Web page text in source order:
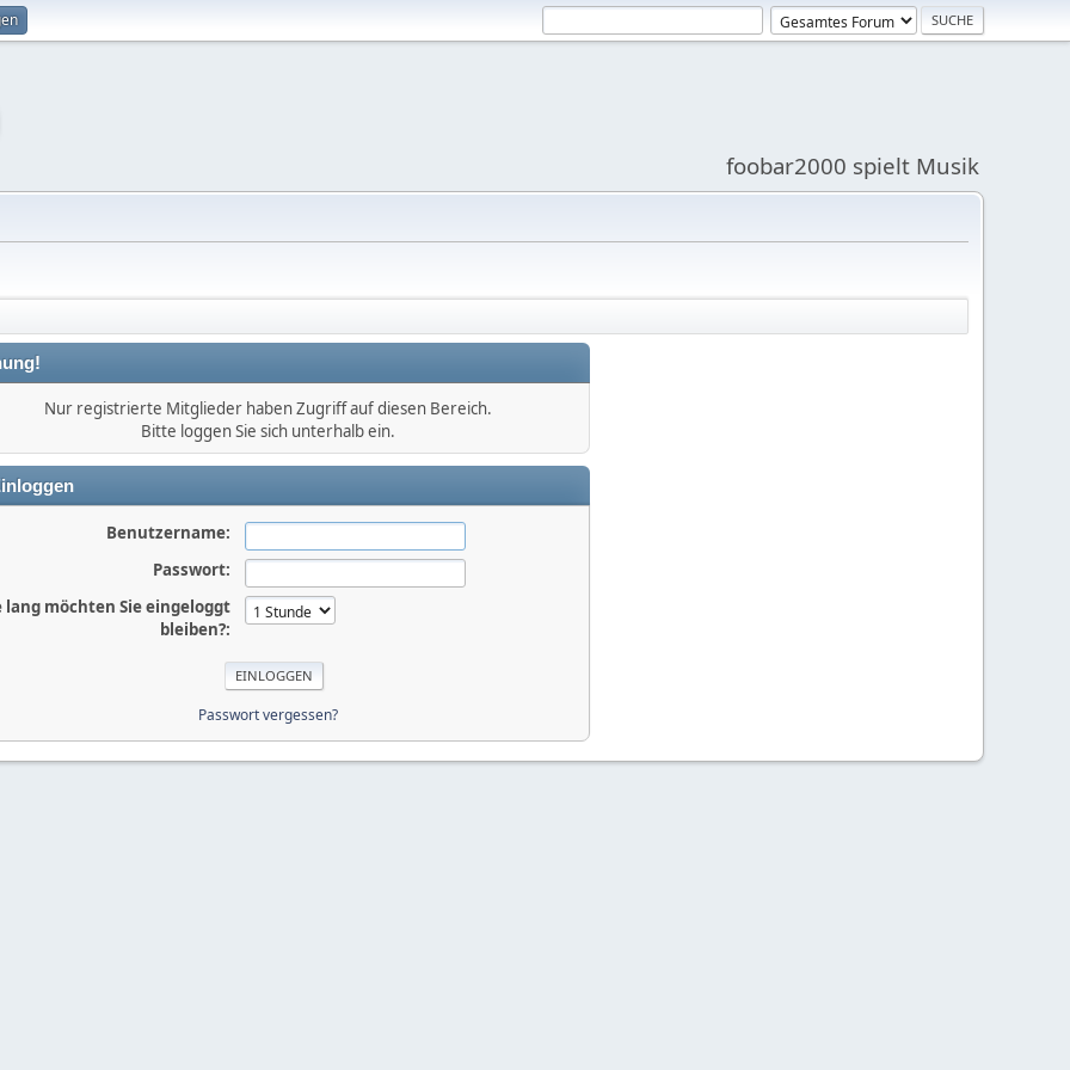
foobar2000 spielt Musik
Nur registrierte Mitglieder haben Zugriff auf diesen Bereich.
Bitte loggen Sie sich unterhalb ein.
Benutzername:
Passwort:
lang möchten Sie eingeloggt
bleiben?:
Passwort vergessen?